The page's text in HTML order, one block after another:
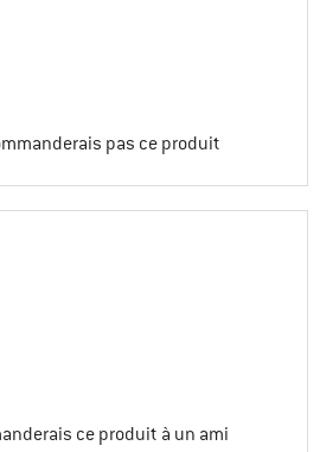
pas ce produit
ce produit à un ami